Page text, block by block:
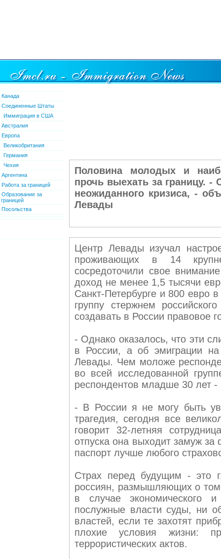
Канада
Соединенные Штаты
Иммиграция в США
Австралия
Европа
Великобритания
Германия
Чехия
Аргентина
Работа за границей
Образование за
границей
Посольства
Половина молодых и
прочь выехать за границу.
неожиданного кризиса, -
Левады
Центр Левады изучал
проживающих в 14
сосредоточили свое
доход не менее 1,5 тысячи
Санкт-Петербурге и 800 евро
группу стержнем
создавать в России правовое
- Однако оказалось, что эти
в России, а об эмиграции
Левады. Чем моложе
во всей исследованной
респондентов младше 30 лет -
- В России я не могу быть
трагедия, сегодня все
говорит 32-летняя
отпуска она выходит замуж за
паспорт лучше любого
Страх перед будущим - это
россиян, размышляющих о
в случае экономического
послужные власти суды, ни
властей, если те захотят
плохие условия жизни:
террористических актов.